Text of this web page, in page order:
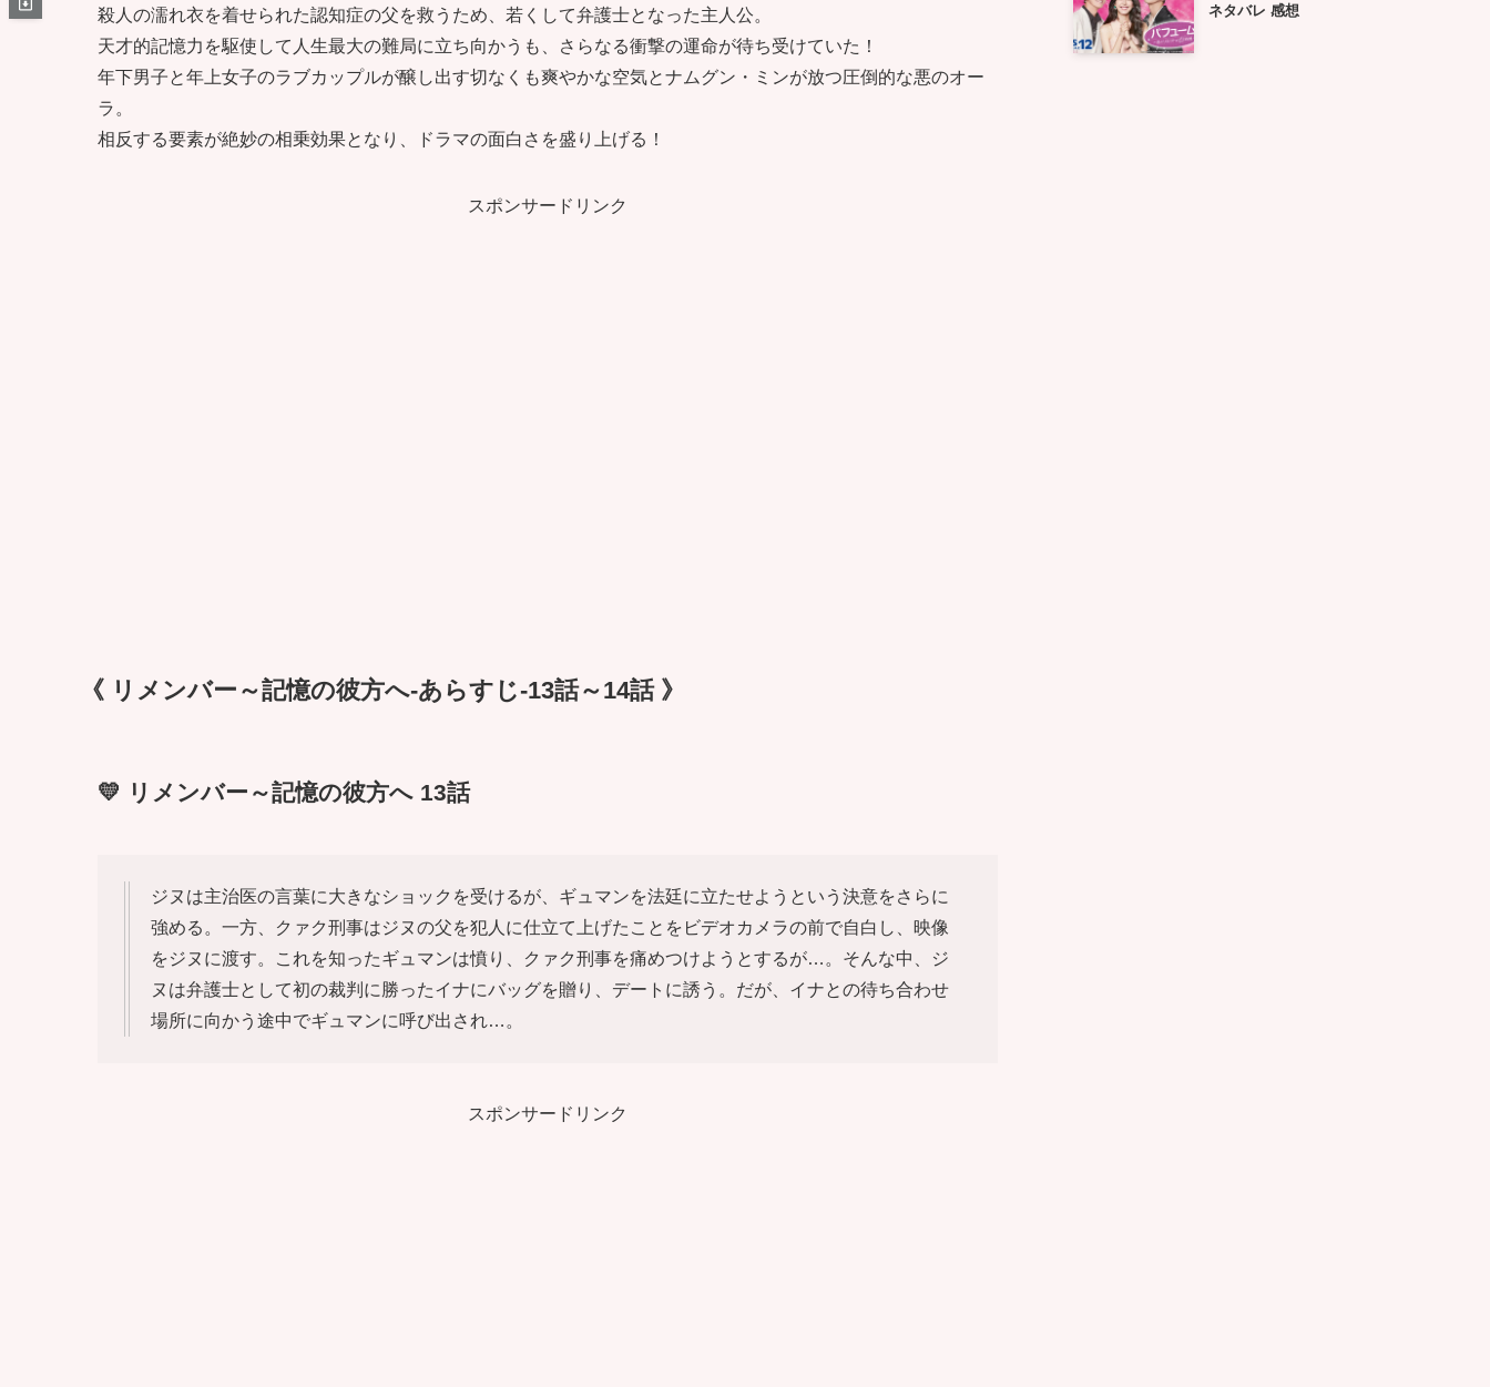
殺人の濡れ衣を着せられた認知症の父を救うため、若くして弁護士となった主人公。
天才的記憶力を駆使して人生最大の難局に立ち向かうも、さらなる衝撃の運命が待ち受けていた！
年下男子と年上女子のラブカップルが醸し出す切なくも爽やかな空気とナムグン・ミンが放つ圧倒的な悪のオー
ラ。
相反する要素が絶妙の相乗効果となり、ドラマの面白さを盛り上げる！
スポンサードリンク
《 リメンバー～記憶の彼方へ-あらすじ-13話～14話 》
💛 リメンバー～記憶の彼方へ 13話
ジヌは主治医の言葉に大きなショックを受けるが、ギュマンを法廷に立たせようという決意をさらに
強める。一方、クァク刑事はジヌの父を犯人に仕立て上げたことをビデオカメラの前で自白し、映像
をジヌに渡す。これを知ったギュマンは憤り、クァク刑事を痛めつけようとするが…。そんな中、ジ
ヌは弁護士として初の裁判に勝ったイナにバッグを贈り、デートに誘う。だが、イナとの待ち合わせ
場所に向かう途中でギュマンに呼び出され…。
スポンサードリンク
ネタバレ 感想